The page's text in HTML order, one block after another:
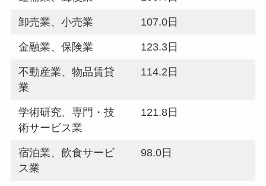
卸売業、小売業 107.0日
金融業、保険業 123.3日
不動産業、物品賃貸
業
114.2日
学術研究、専門・技
術サービス業
121.8日
宿泊業、飲食サービ
ス業
98.0日